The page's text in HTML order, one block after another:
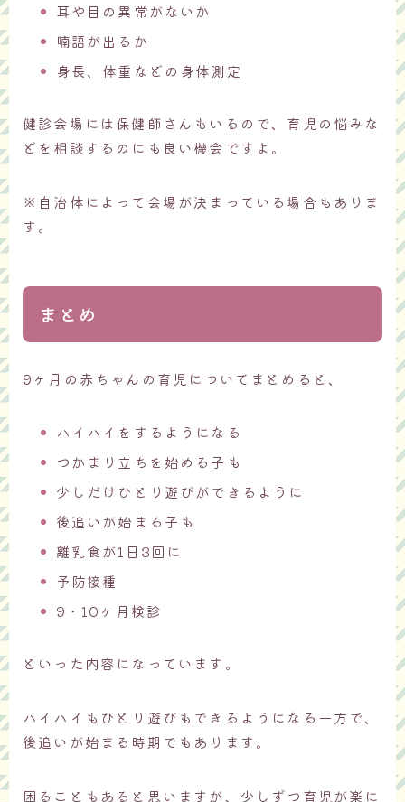
耳や目の異常がないか
喃語が出るか
身長、体重などの身体測定
健診会場には保健師さんもいるので、育児の悩みな
どを相談するのにも良い機会ですよ。
※自治体によって会場が決まっている場合もありま
す。
まとめ
9ヶ月の赤ちゃんの育児についてまとめると、
ハイハイをするようになる
つかまり立ちを始める子も
少しだけひとり遊びができるように
後追いが始まる子も
離乳食が1日3回に
予防接種
9・10ヶ月検診
といった内容になっています。
ハイハイもひとり遊びもできるようになる一方で、
後追いが始まる時期でもあります。
困ることもあると思いますが、少しずつ育児が楽に